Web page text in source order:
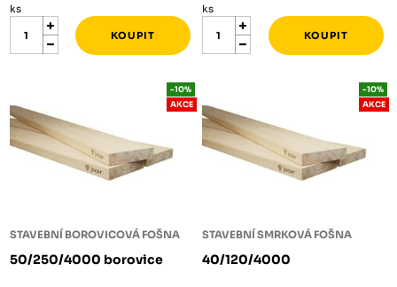
ks ks
STAVEBNÍ BOROVICOVÁ FOŠNA
50/250/4000 borovice
-10%
AKCE
STAVEBNÍ SMRKOVÁ FOŠNA
40/120/4000
-10%
AKCE